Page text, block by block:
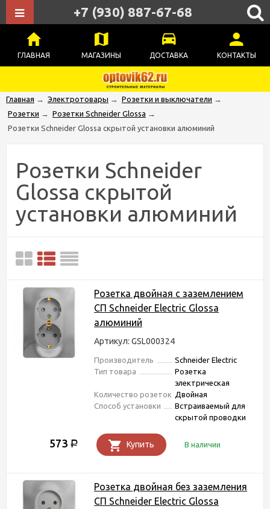
ГЛАВНАЯ МАГАЗИНЫ ДОСТАВКА КОНТАКТЫ
+7 (930) 887-67-68
Главная → Электротовары → Розетки и выключатели →
Розетки → Розетки Schneider Glossa →
Розетки Schneider Glossa скрытой установки алюминий
Розетки Schneider
Glossa скрытой
установки алюминий
Розетка двойная с заземлением
СП Schneider Electric Glossa
алюминий
Артикул: GSL000324
Производитель
Schneider Electric
Тип товара
Розетка
электрическая
Количество розеток Двойная
Способ установки
Встраиваемый для
скрытой проводки
573 Р Купить В наличии
Розетка двойная без заземления
СП Schneider Electric Glossa